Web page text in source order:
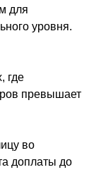
для
уровня.
где
превышает
во
доплаты до